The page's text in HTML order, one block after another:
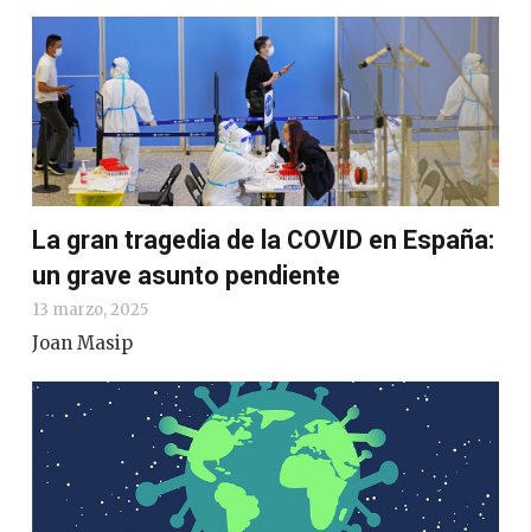
La gran tragedia de la COVID en España:
un grave asunto pendiente
13 marzo, 2025
Joan Masip